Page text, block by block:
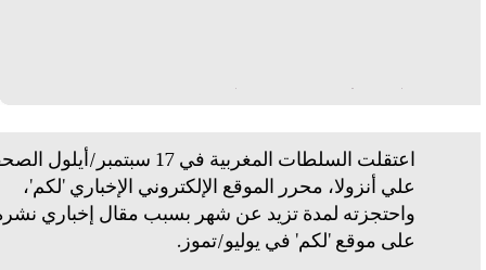
اعتقلت السلطات المغربية في 17 سبتمبر/
علي أنزولا، محرر الموقع الإلكتروني الإخباري 'لكم'،
واحتجزته لمدة تزيد عن شهر بسبب مقال إخباري
على موقع 'لكم' في يوليو/تموز.